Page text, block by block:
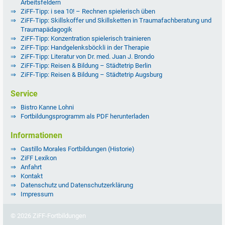
Arbeitsfeldern
ZiFF-Tipp: i sea 10! – Rechnen spielerisch üben
ZiFF-Tipp: Skillskoffer und Skillsketten in Traumafachberatung und
Traumapädagogik
ZiFF-Tipp: Konzentration spielerisch trainieren
ZiFF-Tipp: Handgelenksböckli in der Therapie
ZiFF-Tipp: Literatur von Dr. med. Juan J. Brondo
ZiFF-Tipp: Reisen & Bildung – Städtetrip Berlin
ZiFF-Tipp: Reisen & Bildung – Städtetrip Augsburg
Service
Bistro Kanne Lohni
Fortbildungsprogramm als PDF herunterladen
Informationen
Castillo Morales Fortbildungen (Historie)
ZiFF Lexikon
Anfahrt
Kontakt
Datenschutz und Datenschutzerklärung
Impressum
© 2026 ZiFF-Fortbildungen